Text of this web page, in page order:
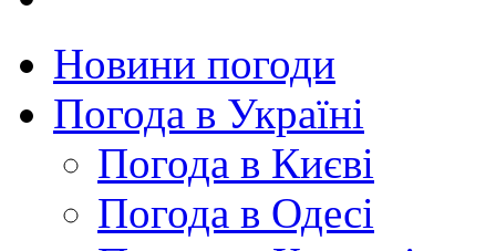
Новини погоди
Погода в Україні
Погода в Києві
Погода в Одесі